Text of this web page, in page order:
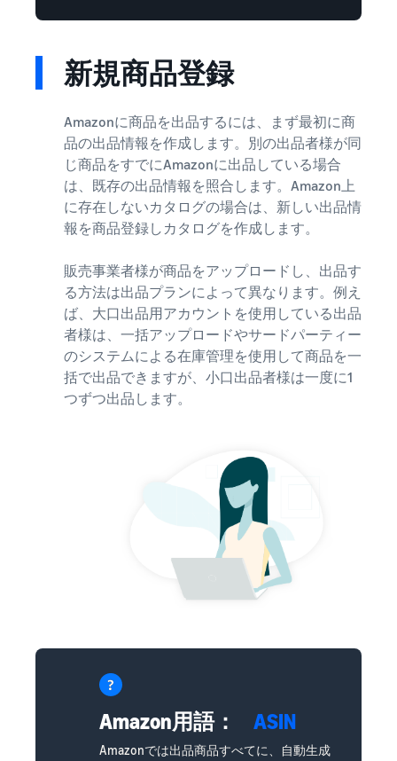
新規商品登録
Amazonに商品を出品するには、まず最初に商
品の出品情報を作成します。別の出品者様が同
じ商品をすでにAmazonに出品している場合
は、既存の出品情報を照合します。Amazon上
に存在しないカタログの場合は、新しい出品情
報を商品登録しカタログを作成します。
販売事業者様が商品をアップロードし、出品す
る方法は出品プランによって異なります。例え
ば、大口出品用アカウントを使用している出品
者様は、一括アップロードやサードパーティー
のシステムによる在庫管理を使用して商品を一
括で出品できますが、小口出品者様は一度に1
つずつ出品します。
Amazon用語： ASIN
Amazonでは出品商品すべてに、自動生成